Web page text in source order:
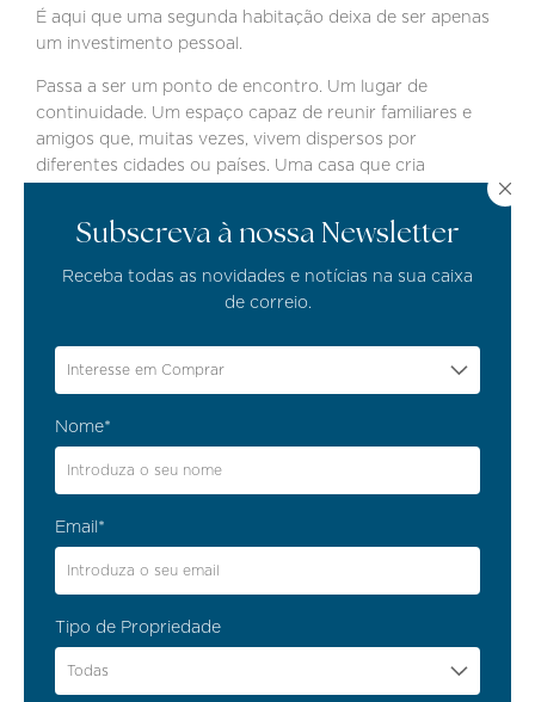
É aqui que uma segunda habitação deixa de ser apenas
um investimento pessoal.
Passa a ser um ponto de encontro. Um lugar de
continuidade. Um espaço capaz de reunir familiares e
amigos que, muitas vezes, vivem dispersos por
diferentes cidades ou países. Uma casa que cria
familiar própria.
dimensões mais fortes do Algarve. A região oferece
infraestrutura suficiente para tornar a propriedade
tornar pessoal.
O luxo no Algarve é, muitas vezes, mais interessante
Não se resume à escala, ao design ou aos acabamentos.
Está também na privacidade, na orientação solar, na luz
natural, nos jardins maduros, nos terraços, na relação
Subscreva à nossa Newsletter
Receba todas as novidades e notícias na sua caixa
de correio.
Interesse em Comprar
Nome*
Email*
Tipo de Propriedade
Todas